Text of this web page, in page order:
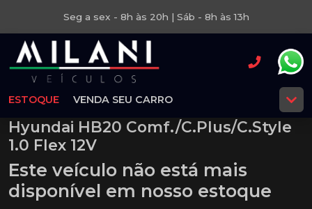
Seg a sex - 8h às 20h | Sáb - 8h às 13h
ESTOQUE VENDA SEU CARRO
Hyundai HB20 Comf./C.Plus/C.Style
1.0 Flex 12V
Este veículo não está mais
disponível em nosso estoque